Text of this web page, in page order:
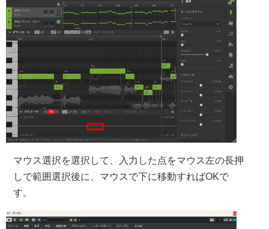
マウス選択を選択して、入力した点をマウス左の長押
しで範囲選択後に、マウスで下に移動すればOKで
す。